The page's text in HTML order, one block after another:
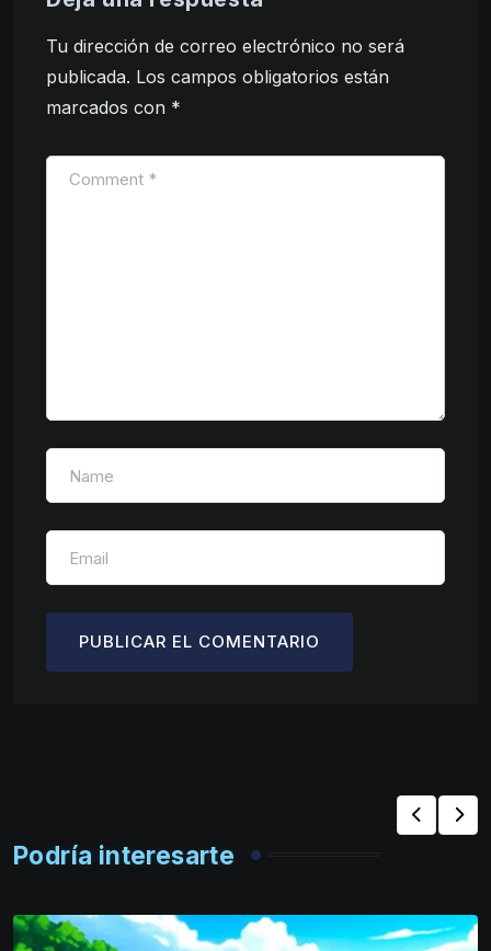
Tu dirección de correo electrónico no será
publicada. Los campos obligatorios están
marcados con *
Podría interesarte